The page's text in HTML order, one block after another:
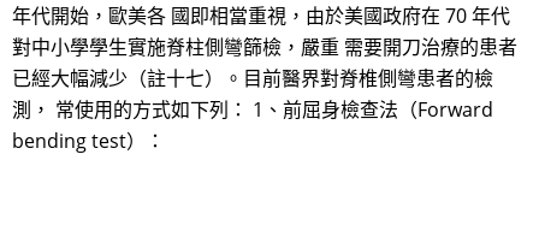
年代開始，歐美各 國即相當重視，由於美國政府在 70 年代
對中小學學生實施脊柱側彎篩檢，嚴重 需要開刀治療的患者
已經大幅減少（註十七）。目前醫界對脊椎側彎患者的檢
測， 常使用的方式如下列： 1、前屈身檢查法（Forward
bending test）：